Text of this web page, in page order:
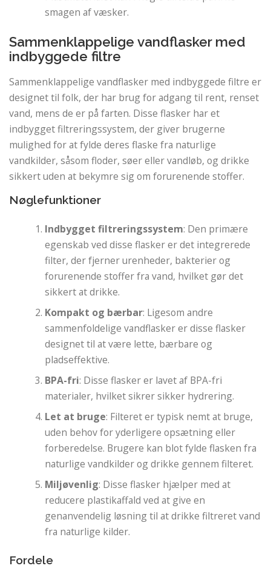
smagen af ​​væsker.
Sammenklappelige vandflasker med
indbyggede filtre
Sammenklappelige vandflasker med indbyggede filtre er
designet til folk, der har brug for adgang til rent, renset
vand, mens de er på farten. Disse flasker har et
indbygget filtreringssystem, der giver brugerne
mulighed for at fylde deres flaske fra naturlige
vandkilder, såsom floder, søer eller vandløb, og drikke
sikkert uden at bekymre sig om forurenende stoffer.
Nøglefunktioner
Indbygget filtreringssystem: Den primære
egenskab ved disse flasker er det integrerede
filter, der fjerner urenheder, bakterier og
forurenende stoffer fra vand, hvilket gør det
sikkert at drikke.
Kompakt og bærbar: Ligesom andre
sammenfoldelige vandflasker er disse flasker
designet til at være lette, bærbare og
pladseffektive.
BPA-fri: Disse flasker er lavet af BPA-fri
materialer, hvilket sikrer sikker hydrering.
Let at bruge: Filteret er typisk nemt at bruge,
uden behov for yderligere opsætning eller
forberedelse. Brugere kan blot fylde flasken fra
naturlige vandkilder og drikke gennem filteret.
Miljøvenlig: Disse flasker hjælper med at
reducere plastikaffald ved at give en
genanvendelig løsning til at drikke filtreret vand
fra naturlige kilder.
Fordele